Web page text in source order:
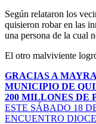
Según relataron los
quisieron robar en las
una persona de la cual
El otro malviviente
Navegación
de
entradas
GRACIAS A
MUNICIPIO DE
200 MILLONES DE
ESTE SÁBADO 18
ENCUENTRO